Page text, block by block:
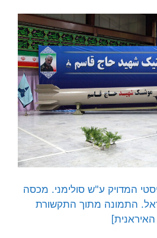
המדויק ע"ש סולימני. מכסה
התמונה מתוך התקשורת
האיראנית]